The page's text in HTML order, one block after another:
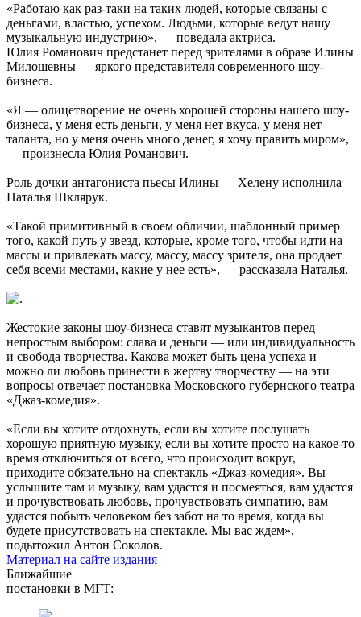
«Работаю как раз-таки на таких людей, которые связаны с
деньгами, властью, успехом. Людьми, которые ведут нашу
музыкальную индустрию», — поведала актриса.
Юлия Романович предстанет перед зрителями в образе Илины
Милошевны — яркого представителя современного шоу-
бизнеса.
«Я — олицетворение не очень хорошей стороны нашего шоу-
бизнеса, у меня есть деньги, у меня нет вкуса, у меня нет
таланта, но у меня очень много денег, я хочу править миром»,
— произнесла Юлия Романович.
Роль дочки антагониста пьесы Илины — Хелену исполнила
Наталья Шклярук.
«Такой примитивный в своем обличии, шаблонный пример
того, какой путь у звезд, которые, кроме того, чтобы идти на
массы и привлекать массу, массу, массу зрителя, она продает
себя всеми местами, какие у нее есть», — рассказала Наталья.
Жестокие законы шоу-бизнеса ставят музыкантов перед
непростым выбором: слава и деньги — или индивидуальность
и свобода творчества. Какова может быть цена успеха и
можно ли любовь принести в жертву творчеству — на эти
вопросы отвечает постановка Московского губернского театра
«Джаз-комедия».
«Если вы хотите отдохнуть, если вы хотите послушать
хорошую приятную музыку, если вы хотите просто на какое-то
время отключиться от всего, что происходит вокруг,
приходите обязательно на спектакль «Джаз-комедия». Вы
услышите там и музыку, вам удастся и посмеяться, вам удастся
и прочувствовать любовь, прочувствовать симпатию, вам
удастся побыть человеком без забот на то время, когда вы
будете присутствовать на спектакле. Мы вас ждем», —
подытожил Антон Соколов.
Материал на сайте издания
Ближайшие
постановки в МГТ: